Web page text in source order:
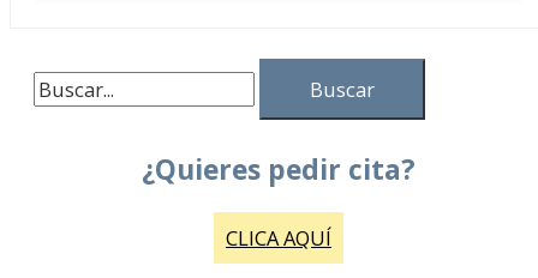
¿Quieres pedir cita?
CLICA AQUÍ